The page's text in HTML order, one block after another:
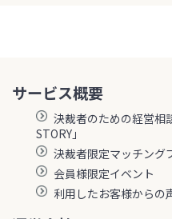
サービス概要
決裁者のための経営相
STORY」
決裁者限定マッチング
会員様限定イベント
利用したお客様からの